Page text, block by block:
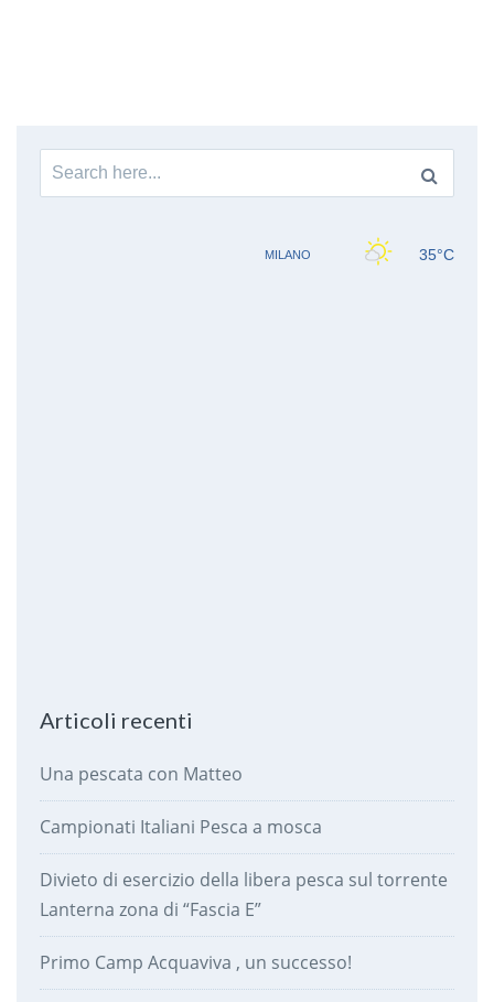
Search
for:
Articoli recenti
Una pescata con Matteo
Campionati Italiani Pesca a mosca
Divieto di esercizio della libera pesca sul torrente
Lanterna zona di “Fascia E”
Primo Camp Acquaviva , un successo!